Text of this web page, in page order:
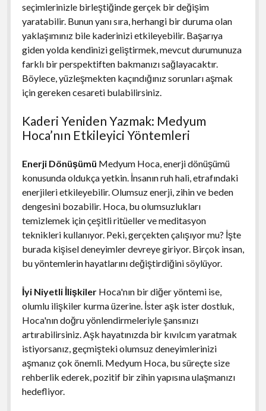
seçimlerinizle birleştiğinde gerçek bir değişim
yaratabilir. Bunun yanı sıra, herhangi bir duruma olan
yaklaşımınız bile kaderinizi etkileyebilir. Başarıya
giden yolda kendinizi geliştirmek, mevcut durumunuza
farklı bir perspektiften bakmanızı sağlayacaktır.
Böylece, yüzleşmekten kaçındığınız sorunları aşmak
için gereken cesareti bulabilirsiniz.
Kaderi Yeniden Yazmak: Medyum
Hoca’nın Etkileyici Yöntemleri
Enerji Dönüşümü Medyum Hoca, enerji dönüşümü
konusunda oldukça yetkin. İnsanın ruh hali, etrafındaki
enerjileri etkileyebilir. Olumsuz enerji, zihin ve beden
dengesini bozabilir. Hoca, bu olumsuzlukları
temizlemek için çeşitli ritüeller ve meditasyon
teknikleri kullanıyor. Peki, gerçekten çalışıyor mu? İşte
burada kişisel deneyimler devreye giriyor. Birçok insan,
bu yöntemlerin hayatlarını değiştirdiğini söylüyor.
İyi Niyetli İlişkilerHoca'nın bir diğer yöntemi ise,
olumlu ilişkiler kurma üzerine. İster aşk ister dostluk,
Hoca'nın doğru yönlendirmeleriyle şansınızı
artırabilirsiniz. Aşk hayatınızda bir kıvılcım yaratmak
istiyorsanız, geçmişteki olumsuz deneyimlerinizi
aşmanız çok önemli. Medyum Hoca, bu süreçte size
rehberlik ederek, pozitif bir zihin yapısına ulaşmanızı
hedefliyor.